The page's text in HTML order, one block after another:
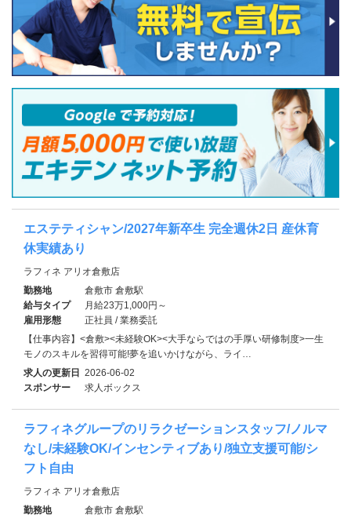
エステティシャン/2027年新卒生 完全週休2日 産休育
休実績あり
ラフィネ アリオ倉敷店
勤務地
倉敷市 倉敷駅
給与タイプ
月給23万1,000円～
雇用形態
正社員 / 業務委託
【仕事内容】<倉敷><未経験OK><大手ならではの手厚い研修制度>一生
モノのスキルを習得可能!夢を追いかけながら、ライ…
求人の更新日 2026-06-02
スポンサー
求人ボックス
ラフィネグループのリラクゼーションスタッフ/ノルマ
なし/未経験OK/インセンティブあり/独立支援可能/シ
フト自由
ラフィネ アリオ倉敷店
勤務地
倉敷市 倉敷駅